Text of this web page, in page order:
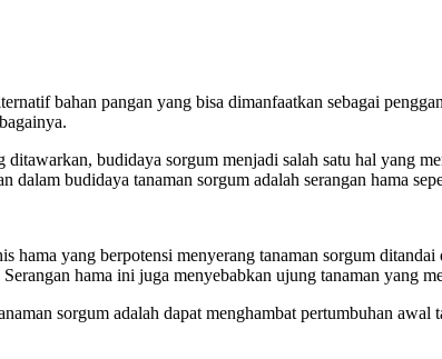
bahan pangan yang bisa dimanfaatkan sebagai
ditawarkan, budidaya sorgum menjadi salah satu hal yang
dalam budidaya tanaman sorgum adalah serangan hama
hama yang berpotensi menyerang tanaman sorgum
hama ini juga menyebabkan ujung tanaman yang
sorgum adalah dapat menghambat pertumbuhan